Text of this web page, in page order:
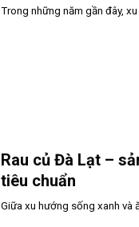
Trong những năm gần đây,
Rau củ Đà Lạt –
tiêu chuẩn
Giữa xu hướng sống xanh và